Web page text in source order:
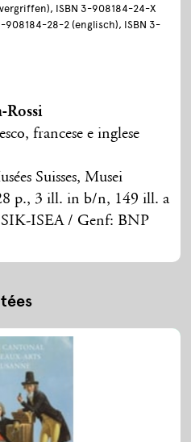
ISBN 3-908184-24-X
28-2 (englisch), ISBN 3-
Rossi
francese e inglese
Suisses, Musei
p., 3 ill. in b/n, 149 ill. a
ISEA / Genf: BNP